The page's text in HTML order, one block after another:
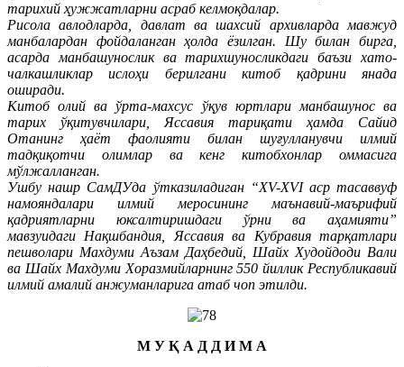
тарихий ҳужжатларни асраб келмоқдалар.
Рисола авлодларда, давлат ва шахсий архивларда мавжуд
манбалардан фойдаланган ҳолда ёзилган. Шу билан бирга,
асарда манбашунослик ва тарихшуносликдаги баъзи хато-
чалкашликлар ислоҳи берилгани китоб қадрини янада
оширади.
Китоб олий ва ўрта-махсус ўқув юртлари манбашунос ва
тарих ўқитувчилари, Яссавия тариқати ҳамда Сайид
Отанинг ҳаёт фаолияти билан шуғулланувчи илмий
тадқиқотчи олимлар ва кенг китобхонлар оммасига
мўлжалланган.
Ушбу нашр СамДУда ўтказиладиган “XV-XVI аср тасаввуф
намояндалари илмий меросининг маънавий-маърифий
қадриятларни юксалтиришдаги ўрни ва аҳамияти”
мавзуидаги Нақшбандия, Яссавия ва Кубравия тарқатлари
пешволари Махдуми Аъзам Даҳбедий, Шайх Худойдоди Вали
ва Шайх Махдуми Хоразмийларнинг 550 йиллик Республикавий
илмий амалий анжуманларига атаб чоп этилди.
М У Қ А Д Д И М А